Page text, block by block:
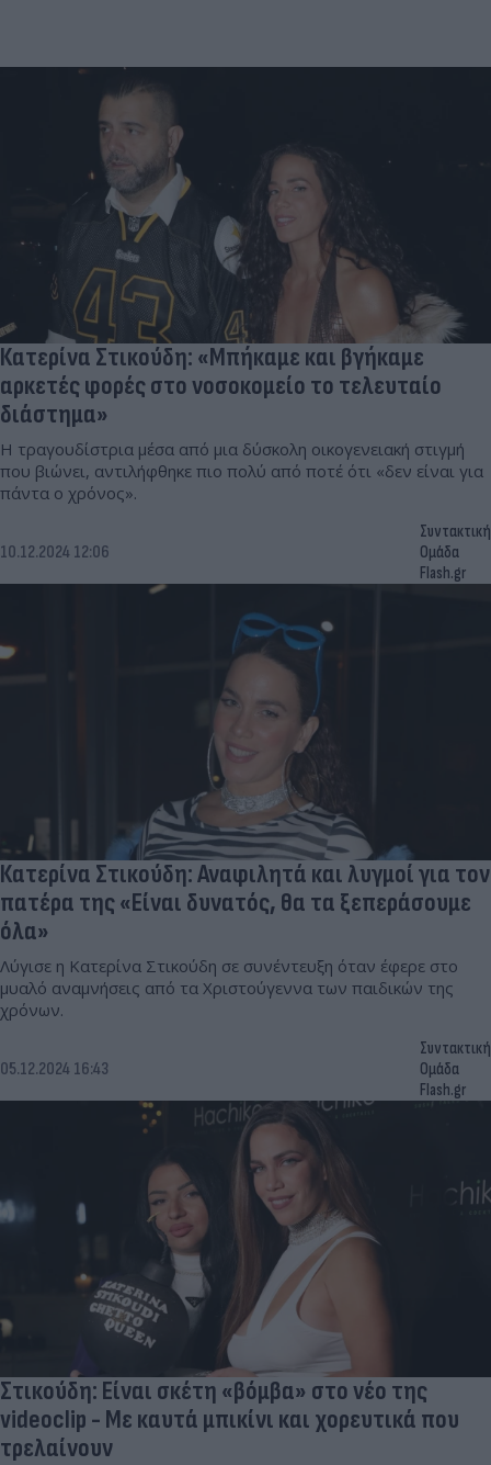
Κατερίνα Στικούδη: «Μπήκαμε και βγήκαμε
αρκετές φορές στο νοσοκομείο το τελευταίο
διάστημα»
Η τραγουδίστρια μέσα από μια δύσκολη οικογενειακή στιγμή
που βιώνει, αντιλήφθηκε πιο πολύ από ποτέ ότι «δεν είναι για
πάντα ο χρόνος».
10.12.2024 12:06
Συντακτική
Ομάδα
Flash.gr
Κατερίνα Στικούδη: Αναφιλητά και λυγμοί για τον
πατέρα της «Είναι δυνατός, θα τα ξεπεράσουμε
όλα»
Λύγισε η Κατερίνα Στικούδη σε συνέντευξη όταν έφερε στο
μυαλό αναμνήσεις από τα Χριστούγεννα των παιδικών της
χρόνων.
05.12.2024 16:43
Συντακτική
Ομάδα
Flash.gr
Στικούδη: Είναι σκέτη «βόμβα» στο νέο της
videoclip - Με καυτά μπικίνι και χορευτικά που
τρελαίνουν